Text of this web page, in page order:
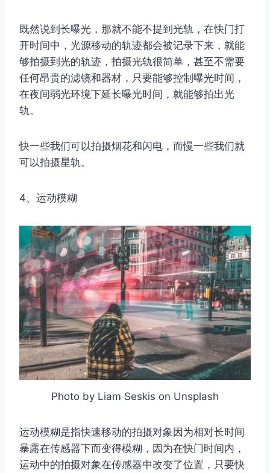
既然说到长曝光，那就不能不提到光轨，在快门打
开时间中，光源移动的轨迹都会被记录下来，就能
够拍摄到光的轨迹，拍摄光轨很简单，甚至不需要
任何昂贵的滤镜和器材，只要能够控制曝光时间，
在夜间弱光环境下延长曝光时间，就能够拍出光
轨。
快一些我们可以拍摄烟花和闪电，而慢一些我们就
可以拍摄星轨。
4、运动模糊
Photo by Liam Seskis on Unsplash
运动模糊是指快速移动的拍摄对象因为相对长时间
暴露在传感器下而变得模糊，因为在快门时间内，
运动中的拍摄对象在传感器中改变了位置，只要快